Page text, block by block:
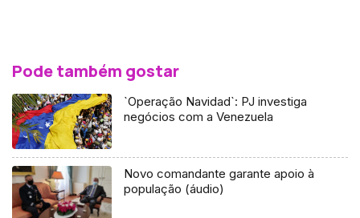
Pode também gostar
`Operação Navidad`: PJ investiga
negócios com a Venezuela
Novo comandante garante apoio à
população (áudio)